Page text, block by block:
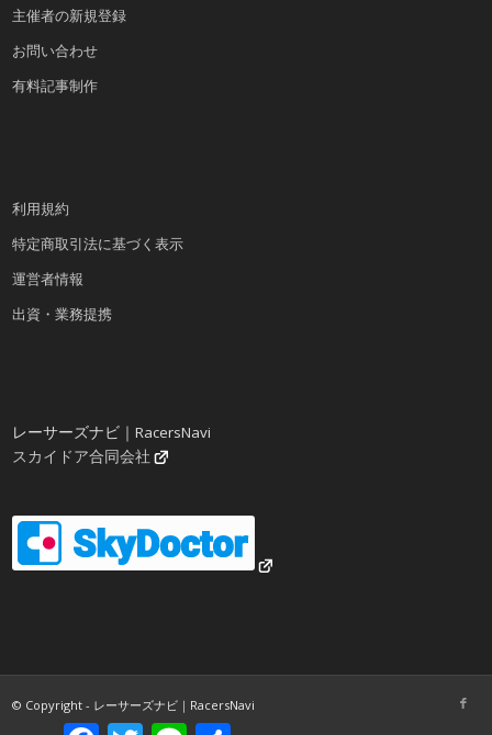
主催者の新規登録
お問い合わせ
有料記事制作
利用規約
特定商取引法に基づく表示
運営者情報
出資・業務提携
レーサーズナビ｜RacersNavi
スカイドア合同会社
© Copyright - レーサーズナビ｜RacersNavi